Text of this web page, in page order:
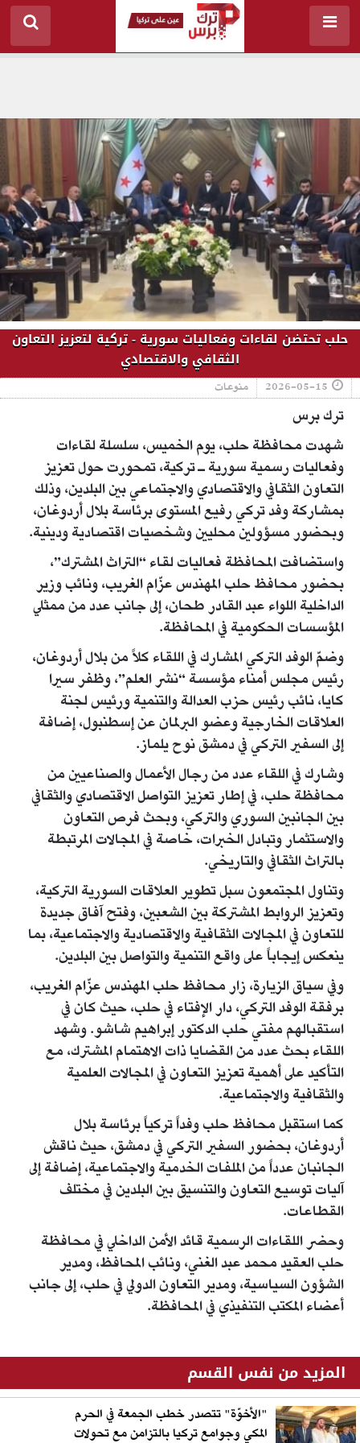
حلب تحتضن لقاءات وفعاليات سورية - تركية لتعزيز التعاون
الثقافي والاقتصادي
2026-05-15 منوعات
ترك برس
شهدت محافظة حلب، يوم الخميس، سلسلة لقاءات
وفعاليات رسمية سورية ـ تركية، تمحورت حول تعزيز
التعاون الثقافي والاقتصادي والاجتماعي بين البلدين، وذلك
بمشاركة وفد تركي رفيع المستوى برئاسة بلال أردوغان،
وبحضور مسؤولين محليين وشخصيات اقتصادية ودينية.
واستضافت المحافظة فعاليات لقاء “التراث المشترك”،
بحضور محافظ حلب المهندس عزّام الغريب، ونائب وزير
الداخلية اللواء عبد القادر طحان، إلى جانب عدد من ممثلي
المؤسسات الحكومية في المحافظة.
وضمّ الوفد التركي المشارك في اللقاء كلاً من بلال أردوغان،
رئيس مجلس أمناء مؤسسة “نشر العلم”، وظفر سيرا
كايا، نائب رئيس حزب العدالة والتنمية ورئيس لجنة
العلاقات الخارجية وعضو البرلمان عن إسطنبول، إضافة
إلى السفير التركي في دمشق نوح يلماز.
وشارك في اللقاء عدد من رجال الأعمال والصناعيين من
محافظة حلب، في إطار تعزيز التواصل الاقتصادي والثقافي
بين الجانبين السوري والتركي، وبحث فرص التعاون
والاستثمار وتبادل الخبرات، خاصة في المجالات المرتبطة
بالتراث الثقافي والتاريخي.
وتناول المجتمعون سبل تطوير العلاقات السورية التركية،
وتعزيز الروابط المشتركة بين الشعبين، وفتح آفاق جديدة
للتعاون في المجالات الثقافية والاقتصادية والاجتماعية، بما
ينعكس إيجاباً على واقع التنمية والتواصل بين البلدين.
وفي سياق الزيارة، زار محافظ حلب المهندس عزّام الغريب،
برفقة الوفد التركي، دار الإفتاء في حلب، حيث كان في
استقبالهم مفتي حلب الدكتور إبراهيم شاشو. وشهد
اللقاء بحث عدد من القضايا ذات الاهتمام المشترك، مع
التأكيد على أهمية تعزيز التعاون في المجالات العلمية
والثقافية والاجتماعية.
كما استقبل محافظ حلب وفداً تركياً برئاسة بلال
أردوغان، بحضور السفير التركي في دمشق، حيث ناقش
الجانبان عدداً من الملفات الخدمية والاجتماعية، إضافة إلى
آليات توسيع التعاون والتنسيق بين البلدين في مختلف
القطاعات.
وحضر اللقاءات الرسمية قائد الأمن الداخلي في محافظة
حلب العقيد محمد عبد الغني، ونائب المحافظ، ومدير
الشؤون السياسية، ومدير التعاون الدولي في حلب، إلى جانب
أعضاء المكتب التنفيذي في المحافظة.
المزيد من نفس القسم
"الأخوّة" تتصدر خطب الجمعة في الحرم
المكي وجوامع تركيا بالتزامن مع تحولات